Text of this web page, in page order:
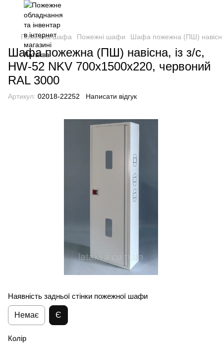
Пожежна шафа Пожежні шафи Шафа пожежна (ПШ)
Шафа пожежна (ПШ) навісна, із з/с,
HW-52 NKV 700х1500х220, червоний
RAL 3000
Артикул: 02018-22252 Написати відгук
Наявність задньої стінки пожежної шафи
Немає Є
Колір